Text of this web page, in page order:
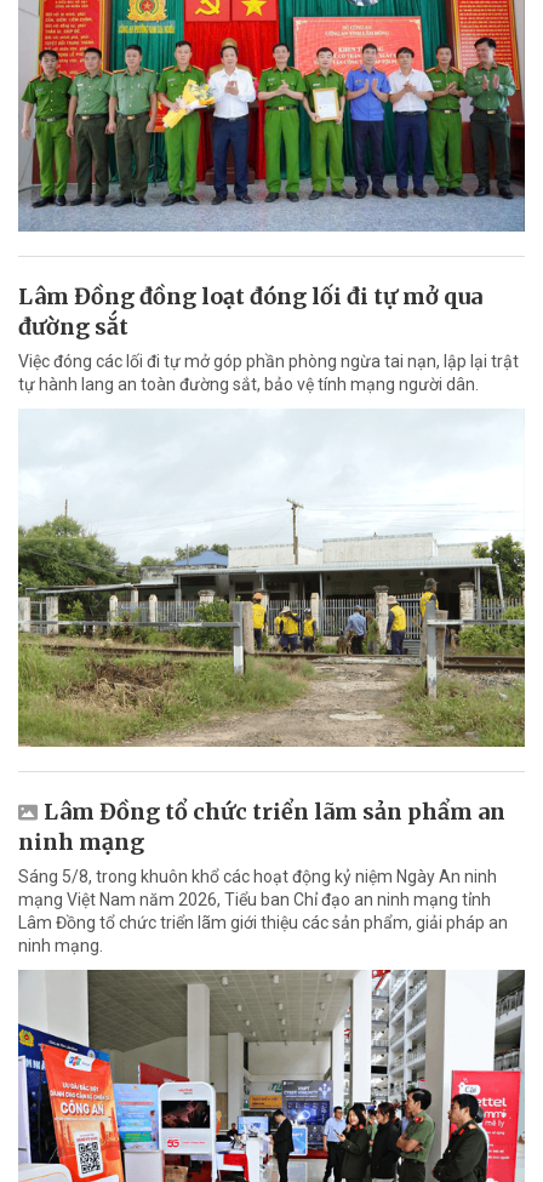
Lâm Đồng đồng loạt đóng lối đi tự mở qua
đường sắt
Việc đóng các lối đi tự mở góp phần phòng ngừa tai nạn, lập lại trật
tự hành lang an toàn đường sắt, bảo vệ tính mạng người dân.
Lâm Đồng tổ chức triển lãm sản phẩm an
ninh mạng
Sáng 5/8, trong khuôn khổ các hoạt động kỷ niệm Ngày An ninh
mạng Việt Nam năm 2026, Tiểu ban Chỉ đạo an ninh mạng tỉnh
Lâm Đồng tổ chức triển lãm giới thiệu các sản phẩm, giải pháp an
ninh mạng.